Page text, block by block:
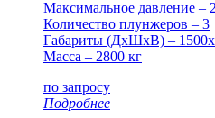
Максимальное давление –
Количество плунжеров – 3
Габариты (ДxШxВ) –
Масса – 2800 кг
по запросу
Подробнее